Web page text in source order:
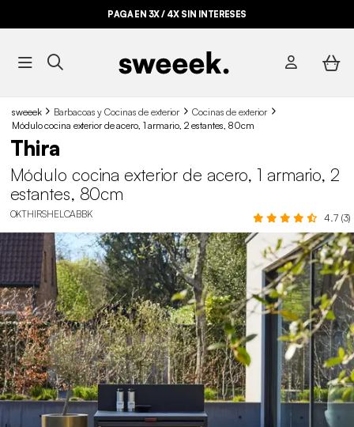
PAGA EN 3X / 4X SIN INTERESES
sweeek Barbacoas y Cocinas de exterior
Cocinas de exterior
Módulo cocina exterior de acero, 1 armario, 2 estantes, 80cm
Thira
Módulo cocina exterior de acero, 1 armario, 2
estantes, 80cm
OKTHIRSHELCABBK 4.7 (3)